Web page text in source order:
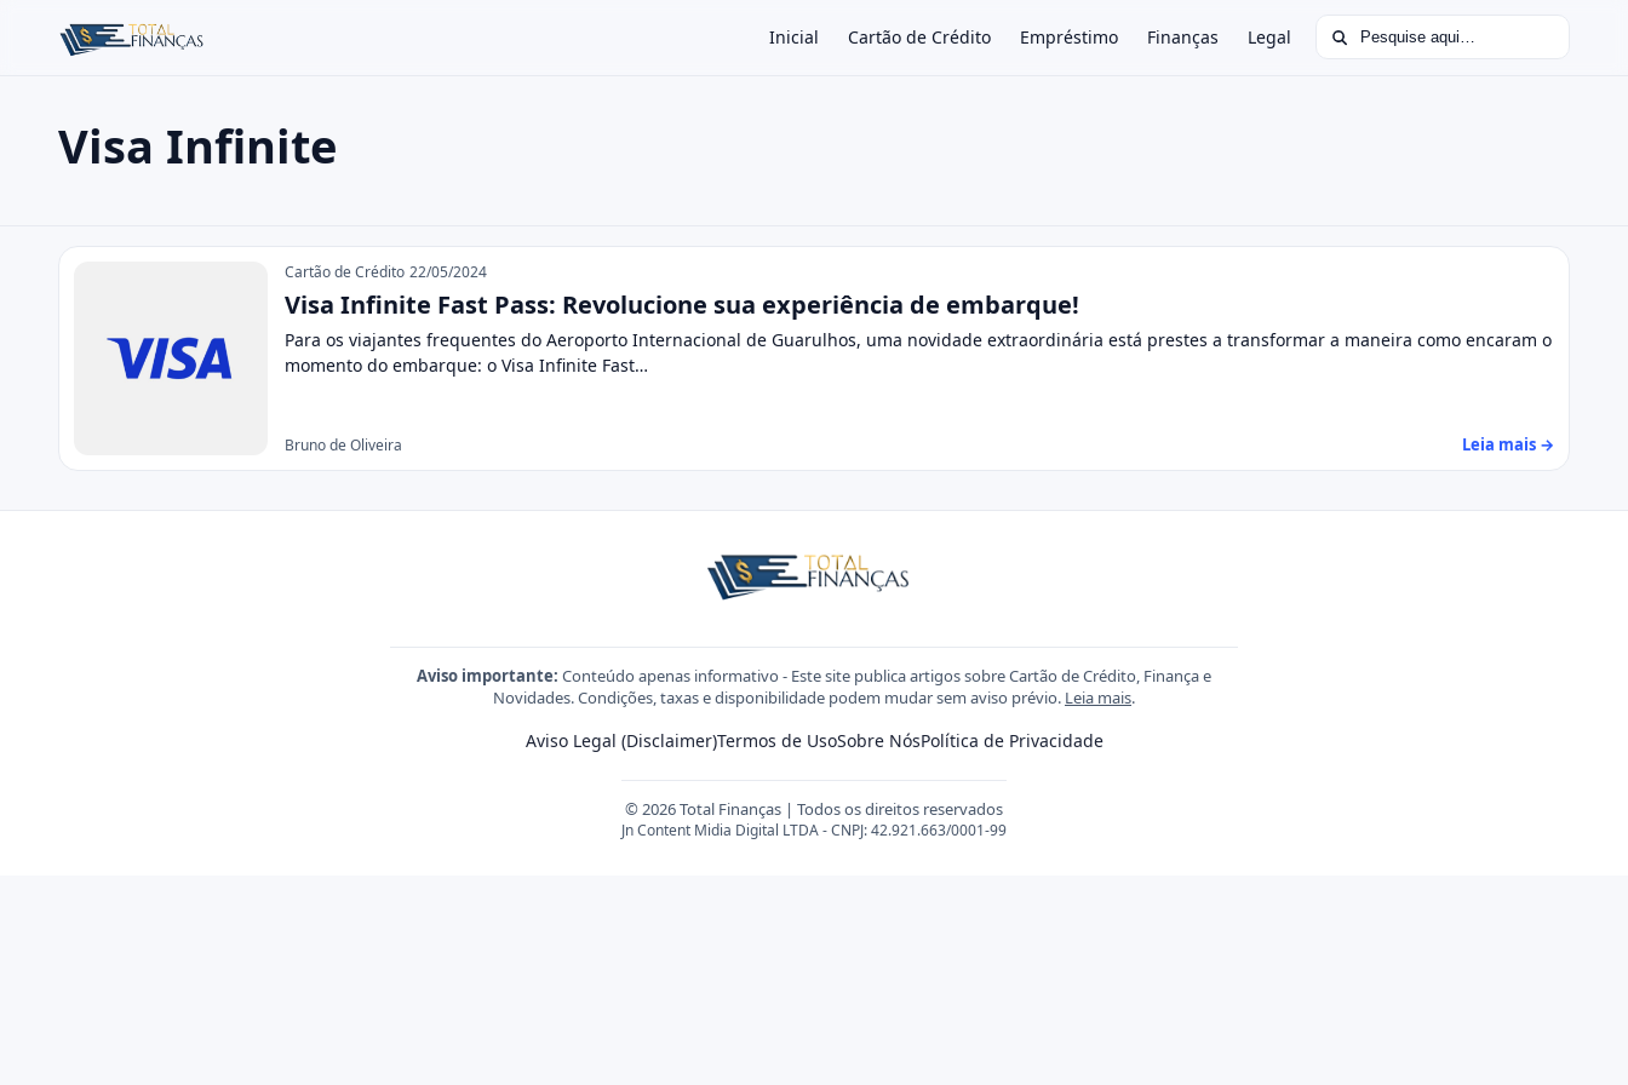
Inicial Cartão de Crédito Empréstimo Finanças Legal Buscar por:
Buscar no site
Pressione Enter para buscar ou ESC para fechar.
Visa Infinite
Visa Infinite Cartão de Crédito 22/05/2024
Visa Infinite Fast Pass: Revolucione sua experiência de embarque!
Para os viajantes frequentes do Aeroporto Internacional de Guarulhos, uma novidade extraordinária está prestes a transformar a maneira como encaram o
momento do embarque: o Visa Infinite Fast…
Bruno de Oliveira Leia mais →
Aviso importante: Conteúdo apenas informativo - Este site publica artigos sobre Cartão de Crédito, Finança e
Novidades. Condições, taxas e disponibilidade podem mudar sem aviso prévio. Leia mais.
Aviso Legal (Disclaimer)Termos de UsoSobre NósPolítica de Privacidade
© 2026 Total Finanças | Todos os direitos reservados
Jn Content Midia Digital LTDA - CNPJ: 42.921.663/0001-99